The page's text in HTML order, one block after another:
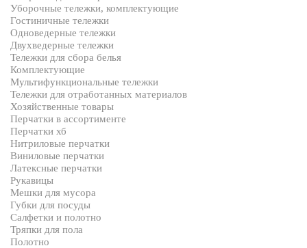
Уборочные тележки, комплектующие
Гостиничные тележки
Одноведерные тележки
Двухведерные тележки
Тележки для сбора белья
Комплектующие
Мультифункциональные тележки
Тележки для отработанных материалов
Хозяйственные товары
Перчатки в ассортименте
Перчатки хб
Нитриловые перчатки
Виниловые перчатки
Латексные перчатки
Рукавицы
Мешки для мусора
Губки для посуды
Салфетки и полотно
Тряпки для пола
Полотно